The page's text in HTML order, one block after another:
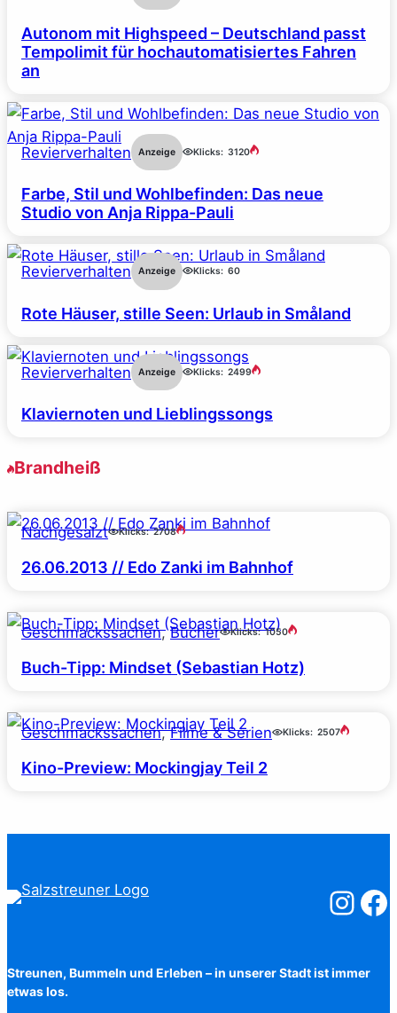
Autonom mit Highspeed – Deutschland passt
Tempolimit für hochautomatisiertes Fahren
an
Revierverhalten Anzeige Klicks: 3120
Farbe, Stil und Wohlbefinden: Das neue
Studio von Anja Rippa-Pauli
Revierverhalten Anzeige Klicks: 60
Rote Häuser, stille Seen: Urlaub in Småland
Revierverhalten Anzeige Klicks: 2499
Klaviernoten und Lieblingssongs
Brandheiß
Nachgesalzt Klicks: 2708
26.06.2013 // Edo Zanki im Bahnhof
Geschmackssachen, Bücher Klicks: 1050
Buch-Tipp: Mindset (Sebastian Hotz)
Geschmackssachen, Filme & Serien Klicks: 2507
Kino-Preview: Mockingjay Teil 2
Streunen, Bummeln und Erleben – in unserer Stadt ist immer
etwas los.